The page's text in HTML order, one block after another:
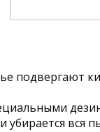
подвергают
вся